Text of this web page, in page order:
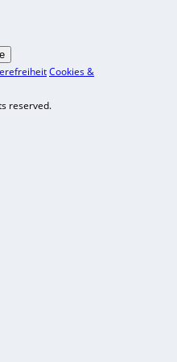
Cookies &
reserved.